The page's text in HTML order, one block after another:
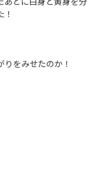
をみせたのか！